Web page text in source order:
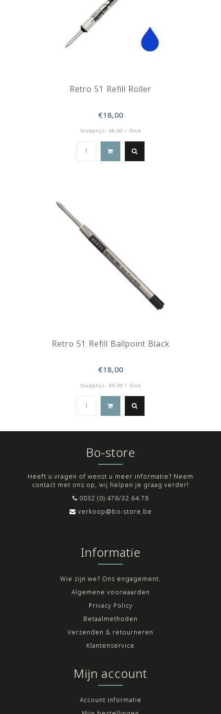
Retro 51 Refill Roller
€18,00
Stukprijs: €6,00 / Stuk
Retro 51 Refill Ballpoint Black
€18,00
Stukprijs: €9,00 / Stuk
Bo-store
Heeft u vragen of wenst u meer informatie? Neem
contact met ons op, wij helpen je graag verder!
0032 (0) 476/32.64.78
verkoop@bo-store.be
Informatie
Wie zijn we? Ons engagement.
Algemene voorwaarden
Privacy Policy
Betaalmethoden
Verzenden & retourneren
Klantenservice
Mijn account
Account informatie